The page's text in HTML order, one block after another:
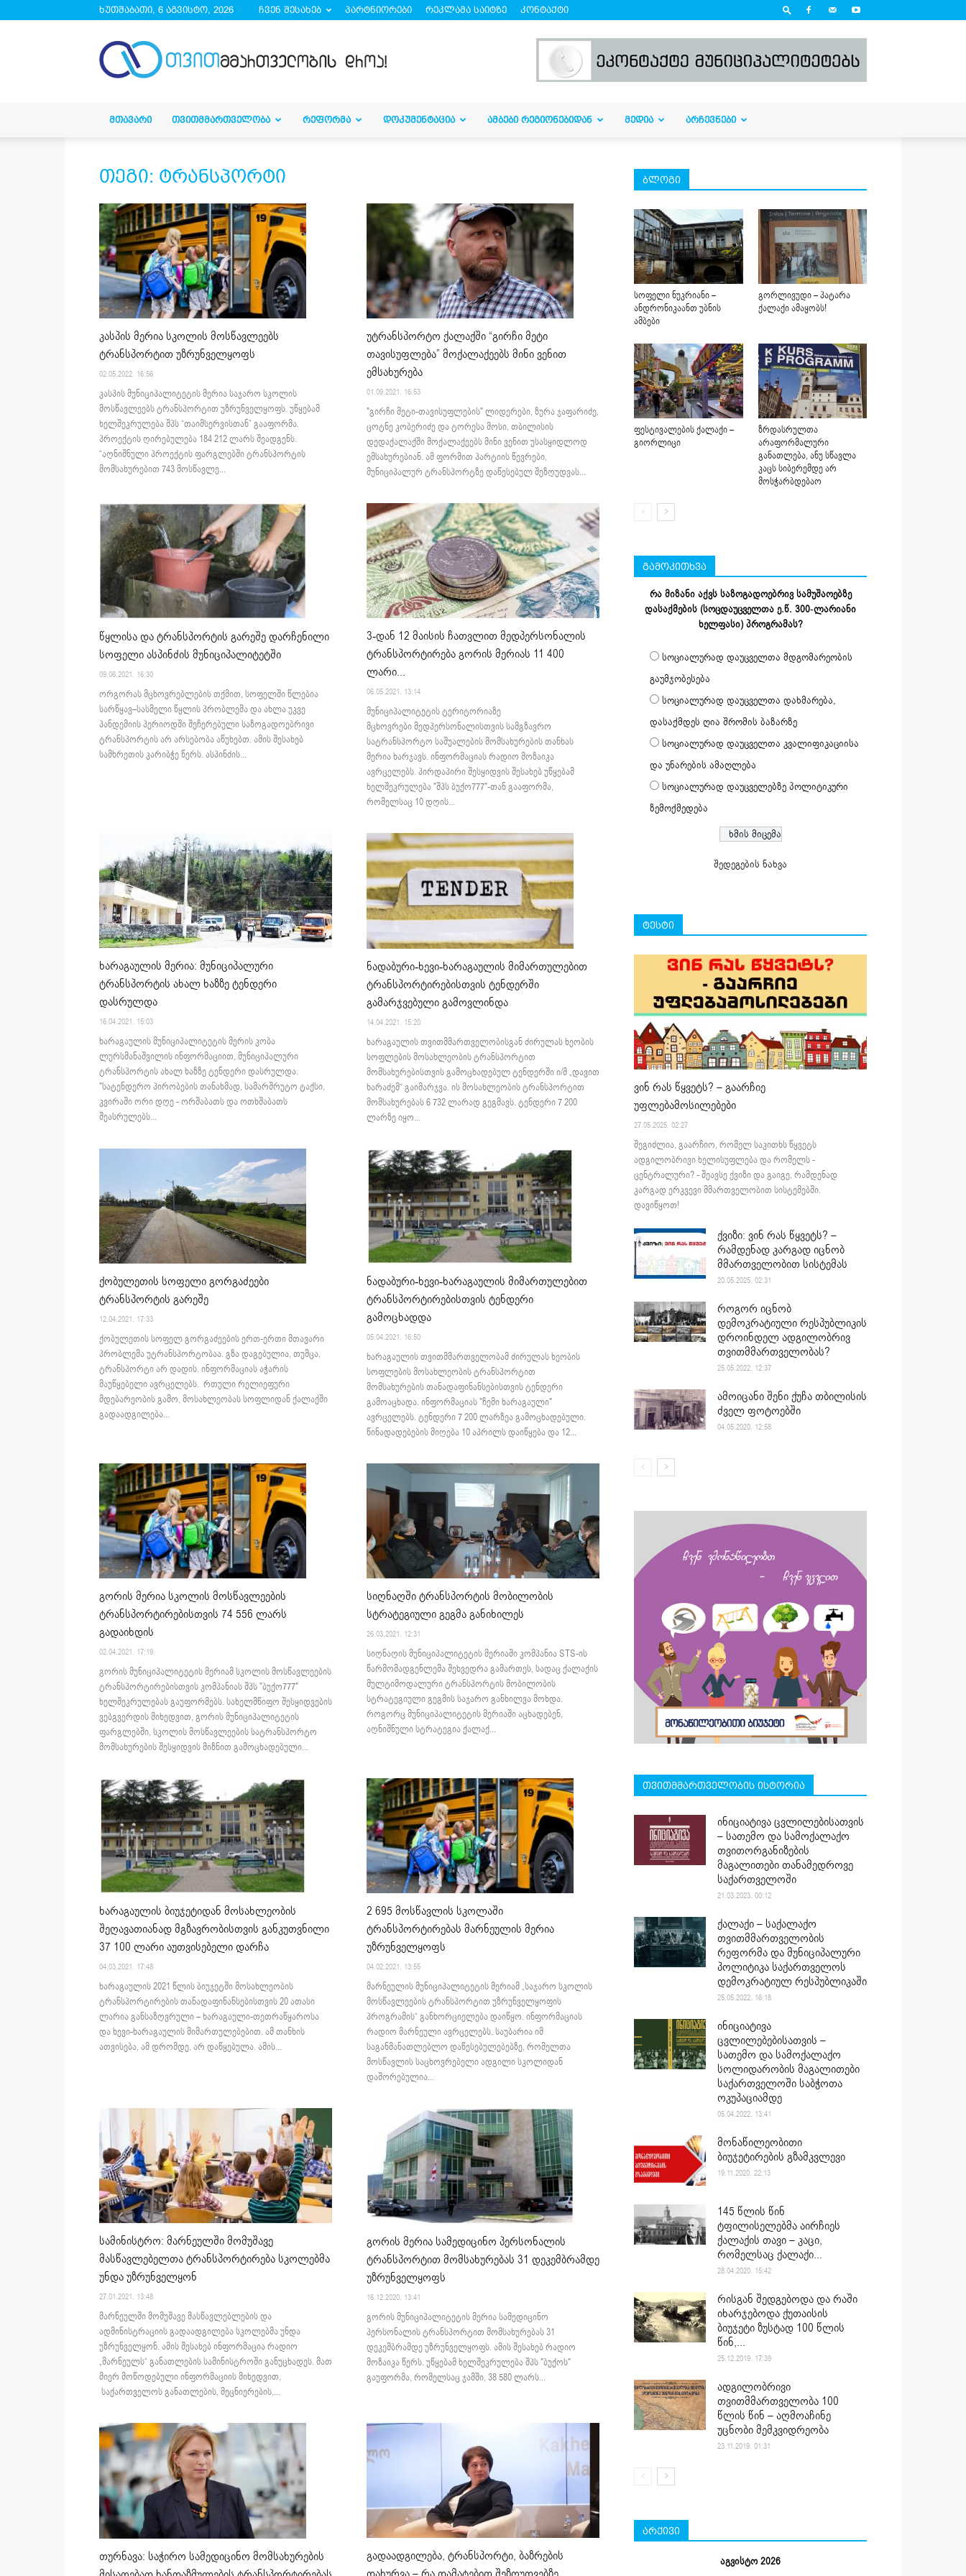
ხუთშაბათი, 6 აგვისტო, 2026 ჩვენ შესახებ პარტნიორები რეკლამა საიტზე კონტაქტი
ᲛᲗᲐᲕᲐᲠᲘ ᲗᲕᲘᲗᲛᲛᲐᲠᲗᲕᲔᲚᲝᲑᲐ ᲠᲔᲤᲝᲠᲛᲐ ᲓᲝᲙᲣᲛᲔᲜᲢᲐᲪᲘᲐ ᲐᲛᲑᲔᲑᲘ ᲠᲔᲒᲘᲝᲜᲔᲑᲘᲓᲐᲜ ᲛᲔᲓᲘᲐ ᲐᲠᲩᲔᲕᲜᲔᲑᲘ
თეგი: ტრანსპორტი
კასპის მერია სკოლის მოსწავლეებს
ტრანსპორტით უზრუნველყოფს
02.05.2022. 16:56
კასპის მუნიციპალიტეტის მერია საჯარო სკოლის
მოსწავლეებს ტრანსპორტით უზრუნველყოფს. უწყებამ
ხელშეკრულება შპს “თაიმსერვისთან” გააფორმა.
პროექტის ღირებულება 184 212 ლარს შეადგენს.
“აღნიშნული პროექტის ფარგლებში ტრანსპორტის
მომსახურებით 743 მოსწავლე...
უტრანსპორტო ქალაქში “გირჩი მეტი
თავისუფლება” მოქალაქეებს მინი ვენით
ემსახურება
01.09.2021. 16:53
"გირჩი მეტი-თავისუფლების" ლიდერები, ზურა ჯაფარიძე,
ცოტნე კობერიძე და ტორესა მოსი, თბილისის
დედაქალაქში მოქალაქეებს მინი ვენით უსასყიდლოდ
ემსახურებიან. ამ ფორმით პარტიის წევრები,
მუნიციპალურ ტრანსპორტზე დაწესებულ შეზღუდვას...
წყლისა და ტრანსპორტის გარეშე დარჩენილი
სოფელი ასპინძის მუნიციპალიტეტში
09.06.2021. 16:30
ორგორას მცხოვრებლების თქმით, სოფელში წლებია
სარწყავ–სასმელი წყლის პრობლემა და ახლა უკვე
პანდემიის პერიოდში შეჩერებული საზოგადოებრივი
ტრანსპორტის არ არსებობა აწუხებთ. ამის შესახებ
სამხრეთის კარიბჭე წერს. ასპინძის...
3-დან 12 მაისის ჩათვლით მედპერსონალის
ტრანსპორტირება გორის მერიას 11 400
ლარი...
06.05.2021. 13:14
მუნიციპალიტეტის ტერიტორიაზე
მცხოვრები მედპერსონალისთვის სამგზავრო
სატრანსპორტო საშუალების მომსახურების თანხას
მერია ხარჯავს. ინფორმაციას რადიო მოზაიკა
ავრცელებს. პირდაპირი შესყიდვის შესახებ უწყებამ
ხელშეკრულება "შპს ბუქო777"-თან გააფორმა,
რომელსაც 10 დღის...
ხარაგაულის მერია: მუნიციპალური
ტრანსპორტის ახალ ხაზზე ტენდერი
დასრულდა
16.04.2021. 15:03
ხარაგაულის მუნიციპალიტეტის მერის კობა
ლურსმანაშვილის ინფორმაციით, მუნიციპალური
ტრანსპორტის ახალ ხაზზე ტენდერი დასრულდა.
"სატენდერო პირობების თანახმად, სამარშრუტო ტაქსი,
კვირაში ორი დღე - ორშაბათს და ოთხშაბათს
შეასრულებს...
ნადაბური-ხევი-ხარაგაულის მიმართულებით
ტრანსპორტირებისთვის ტენდერში
გამარჯვებული გამოვლინდა
14.04.2021. 15:20
ხარაგაულის თვითმმართველობისგან ძირულას ხეობის
სოფლების მოსახლეობის ტრანსპორტით
მომსახურებისთვის გამოცხადებულ ტენდერში ი/მ „დავით
ხარაძემ“ გაიმარჯვა. ის მოსახლეობის ტრანსპორტით
მომსახურებას 6 732 ლარად გეგმავს. ტენდერი 7 200
ლარზე იყო...
ქობულეთის სოფელი გორგაძეები
ტრანსპორტის გარეშე
12.04.2021. 17:33
ქობულეთის სოფელ გორგაძეების ერთ-ერთი მთავარი
პრობლემა უტრანსპორტობაა. გზა დაგებულია, თუმცა,
ტრანსპორტი არ დადის. ინფორმაციას აჭარის
მაუწყებელი ავრცელებს. რთული რელიეფური
მდებარეობის გამო, მოსახლეობას სოფლიდან ქალაქში
გადაადგილება...
ნადაბური-ხევი-ხარაგაულის მიმართულებით
ტრანსპორტირებისთვის ტენდერი
გამოცხადდა
05.04.2021. 16:50
ხარაგაულის თვითმმართველობამ ძირულას ხეობის
სოფლების მოსახლეობის ტრანსპორტით
მომსახურების თანადაფინანსებისთვის ტენდერი
გამოაცხადა. ინფორმაციას "ჩემი ხარაგაული"
ავრცელებს. ტენდერი 7 200 ლარზეა გამოცხადებული.
წინადადებების მიღება 10 აპრილს დაიწყება და 12...
გორის მერია სკოლის მოსწავლეების
ტრანსპორტირებისთვის 74 556 ლარს
გადაიხდის
02.04.2021. 17:19
გორის მუნიციპალიტეტის მერიამ სკოლის მოსწავლეების
ტრანსპორტირებისთვის კომპანიას შპს "ბუქო777"
ხელშეკრულებას გაუფორმებს. სახელმწიფო შესყიდვების
ვებგვერდის მიხედვით, გორის მუნიციპალიტეტის
ფარგლებში, სკოლის მოსწავლეების სატრანსპორტო
მომსახურების შესყიდვის მიზნით გამოცხადებული...
სიღნაღში ტრანსპორტის მობილობის
სტრატეგიული გეგმა განიხილეს
26.03.2021. 12:31
სიღნაღის მუნიციპალიტეტის მერიაში კომპანია STS-ის
წარმომადგენლემა შეხვედრა გამართეს, სადაც ქალაქის
მულტიმოდალური ტრანსპორტის მობილობის
სტრატეგიული გეგმის საჯარო განხილვა მოხდა.
როგორც მუნიციპალიტეტის მერიაში აცხადებენ,
აღნიშნული სტრატეგია ქალაქ...
ხარაგაულის ბიუჯეტიდან მოსახლეობის
შეღავათიანად მგზავრობისთვის განკუთვნილი
37 100 ლარი აუთვისებელი დარჩა
04.03.2021. 17:48
ხარაგაულის 2021 წლის ბიუჯეტში მოსახლეობის
ტრანსპორტირების თანადაფინანსებისთვის 20 ათასი
ლარია განსაზღვრული – ხარაგაული-თეთრაწყაროსა
და ხევი-ხარაგაულის მიმართულებებით. ამ თანხის
ათვისება, ამ დრომდე, არ დაწყებულა. ამის...
2 695 მოსწავლის სკოლაში
ტრანსპორტირებას მარნეულის მერია
უზრუნველყოფს
04.02.2021. 13:55
მარნეულის მუნიციპალიტეტის მერიამ „საჯარო სკოლის
მოსწავლეების ტრანსპორტით უზრუნველყოფის
პროგრამის“ განხორციელება დაიწყო. ინფორმაციას
რადიო მარნეული ავრცელებს. საუბარია იმ
საგანმანათლებლო დაწესებულებებზე, რომელთა
მოსწავლის საცხოვრებელი ადგილი სკოლიდან
დაშორებულია...
სამინისტრო: მარნეულში მომუშავე
მასწავლებელთა ტრანსპორტირება სკოლებმა
უნდა უზრუნველყონ
27.01.2021. 13:48
მარნეულში მომუშავე მასწავლებლების და
ადმინისტრაციის გადაადგილება სკოლებმა უნდა
უზრუნველყონ. ამის შესახებ ინფორმაცია რადიო
„მარნეულს“ განათლების სამინისტროში განუცხადეს. მათ
მიერ მოწოდებული ინფორმაციის მიხედვით,
საქართველოს განათლების, მეცნიერების,...
გორის მერია სამედიცინო პერსონალის
ტრანსპორტით მომსახურებას 31 დეკემბრამდე
უზრუნველყოფს
16.12.2020. 13:41
გორის მუნიციპალიტეტის მერია სამედიცინო
პერსონალის ტრანსპორტით მომსახურებას 31
დეკემბრამდე უზრუნველყოფს. ამის შესახებ რადიო
მოზაიკა წერს. უწყებამ ხელშეკრულება შპს "ბუქოს"
გაუფორმა, რომელსაც ჯამში, 38 580 ლარს...
თურნავა: საჭირო სამედიცინო მომსახურების
გადაადგილება, ტრანსპორტი, ბაზრების
ბლოგი
სოფელი ნუკრიანი –
ანდრონიკაანთ უბნის
ამბები
გორლივუდი – პატარა
ქალაქი ამაყობს!
ფესტივალების ქალაქი –
გიორლიცი
ზრდასრულთა
არაფორმალური
განათლება, ანუ სწავლა
კაცს სიბერემდე არ
მოსჭარბდებაო
გამოკითხვა
რა მიზანი აქვს საზოგადოებრივ სამუშაოებზე
დასაქმების (სოცდაუცველთა ე.წ. 300-ლარიანი
ხელფასი) პროგრამას?
სოციალურად დაუცველთა მდგომარეობის
გაუმჯობესება
სოციალურად დაუცველთა დახმარება,
დასაქმდეს ღია შრომის ბაზარზე
სოციალურად დაუცველთა კვალიფიკაციისა
და უნარების ამაღლება
სოციალურად დაუცველებზე პოლიტიკური
ზემოქმედება
შედეგების ნახვა
ტესტი
ვინ რას წყვეტს? – გაარჩიე
უფლებამოსილებები
27.05.2025. 02:27
შეგიძლია, გაარჩიო, რომელ საკითხს წყვეტს
ადგილობრივი ხელისუფლება და რომელს -
ცენტრალური? - შეავსე ქვიზი და გაიგე, რამდენად
კარგად ერკვევი მმართველობით სისტემებში.
დავიწყოთ!
ქვიზი: ვინ რას წყვეტს? –
რამდენად კარგად იცნობ
მმართველობით სისტემას
20.05.2025. 02:31
როგორ იცნობ
დემოკრატიული რესპუბლიკის
დროინდელ ადგილობრივ
თვითმმართველობას?
25.05.2022. 12:37
ამოიცანი შენი ქუჩა თბილისის
ძველ ფოტოებში
04.05.2020. 12:58
თვითმმართველობის ისტორია
ინიციატივა ცვლილებისათვის
– სათემო და სამოქალაქო
თვითორგანიზების
მაგალითები თანამედროვე
საქართველოში
21.03.2023. 00:12
ქალაქი – საქალაქო
თვითმმართველობის
რეფორმა და მუნიციპალური
პოლიტიკა საქართველოს
დემოკრატიულ რესპუბლიკაში
25.05.2022. 16:18
ინიციატივა
ცვლილებებისათვის –
სათემო და სამოქალაქო
სოლიდარობის მაგალითები
საქართველოში საბჭოთა
ოკუპაციამდე
05.04.2022. 13:41
მონაწილეობითი
ბიუჯეტირების გზამკვლევი
19.11.2020. 22:13
145 წლის წინ
ტფილისელებმა აირჩიეს
ქალაქის თავი – კაცი,
რომელსაც ქალაქი...
28.04.2020. 15:42
რისგან შედგებოდა და რაში
იხარჯებოდა ქუთაისის
ბიუჯეტი ზუსტად 100 წლის
წინ,...
25.12.2019. 17:39
ადგილობრივი
თვითმმართველობა 100
წლის წინ – აღმოაჩინე
უცნობი მემკვიდრეობა
23.11.2019. 01:31
არქივი
აგვისტო 2026